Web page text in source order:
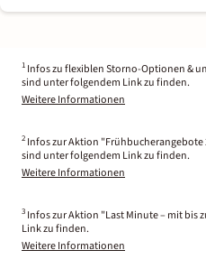
1 Infos zu flexiblen Storno-Optionen &
sind unter folgendem Link zu finden.
Weitere Informationen
2 Infos zur Aktion "Frühbucherangebote
sind unter folgendem Link zu finden.
Weitere Informationen
3 Infos zur Aktion "Last Minute – mit bis
Link zu finden.
Weitere Informationen